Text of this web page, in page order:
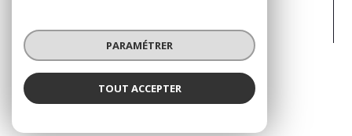
PARAMÉTRER
TOUT ACCEPTER